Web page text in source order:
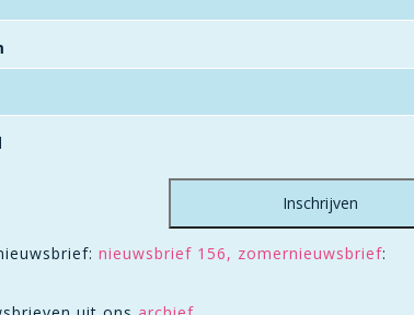
nieuwsbrief 156, zomernieuwsbrief: